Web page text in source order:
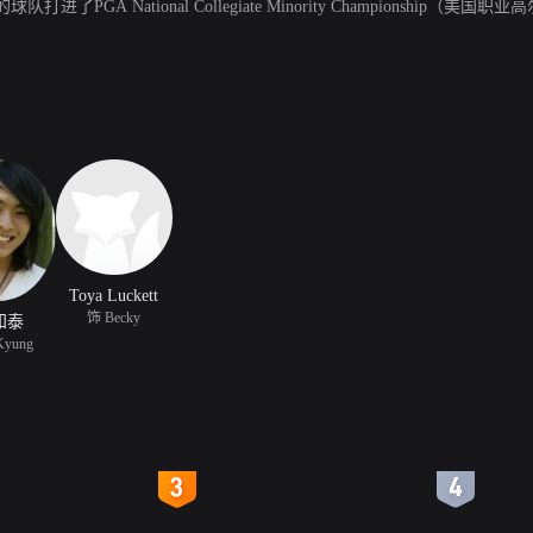
队打进了PGA National Collegiate Minority Championship（美国职业
泰
Toya Luckett
饰 Becky